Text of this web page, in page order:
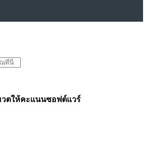
วตให้คะแนนซอฟต์แวร์